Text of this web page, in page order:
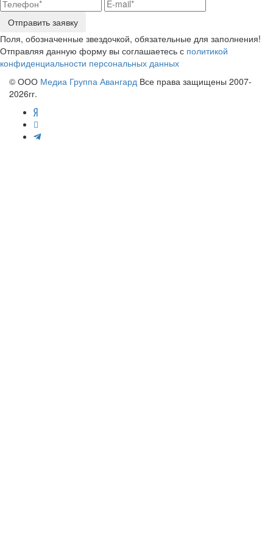
Отправить заявку
Поля, обозначенные звездочкой, обязательные для заполнения!
Отправляя данную форму вы соглашаетесь с политикой
конфиденциальности персональных данных
© ООО Медиа Группа Авангард Все права защищены 2007-
2026гг.